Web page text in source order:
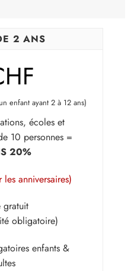
2 ANS
enfant ayant 2 à 12 ans)
écoles et
10 personnes =
20%
anniversaires)
gratuit
obligatoire)
enfants &